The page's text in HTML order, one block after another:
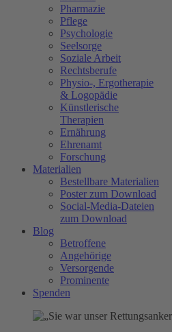
Pharmazie
Pflege
Psychologie
Seelsorge
Soziale Arbeit
Rechtsberufe
Physio-, Ergotherapie
& Logopädie
Künstlerische
Therapien
Ernährung
Ehrenamt
Forschung
Materialien
Bestellbare Materialien
Poster zum Download
Social-Media-Dateien
zum Download
Blog
Betroffene
Angehörige
Versorgende
Prominente
Spenden